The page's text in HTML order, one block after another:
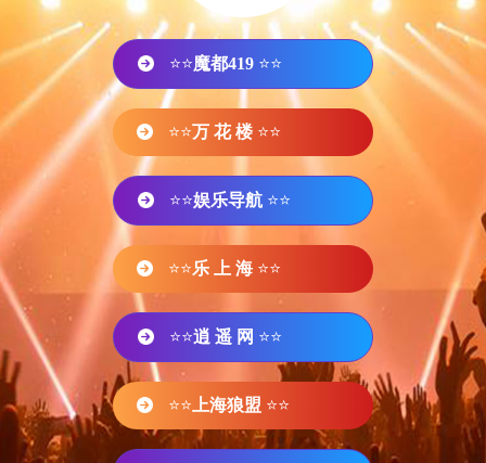
⭐⭐魔都419 ⭐⭐
⭐⭐万 花 楼 ⭐⭐
⭐⭐娱乐导航 ⭐⭐
⭐⭐乐 上 海 ⭐⭐
⭐⭐逍 遥 网 ⭐⭐
⭐⭐ 上海狼盟 ⭐⭐